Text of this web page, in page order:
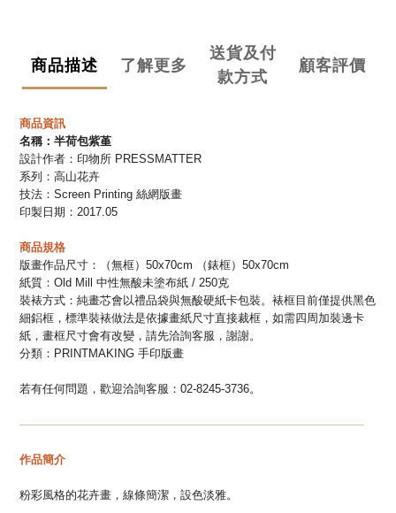
商品描述 了解更多
送貨及付
款方式
顧客評價
商品資訊
名稱： 半荷包紫堇
設計作者：印物所 PRESSMATTER
系列：高山花卉
技法： Screen Printing 絲網版畫
印製日期：2017.05
商品規格
版畫作品尺寸：
（無框）50x70cm （錶框）50x70cm
紙質：Old Mill 中性無酸未塗布紙 / 250克
裝裱方式： 純畫芯會 以禮品袋與無酸硬紙卡包裝。裱框目前僅提供黑色
細鋁框，標準裝裱做法是依據畫紙尺寸直接裁框，如需四周加裝邊卡
紙，畫框尺寸會有改變，請先洽詢客服，謝謝。
分類： PRINTMAKING 手印版畫
若有任何問題，歡迎洽詢客服：02-8245-3736。
——————————————————————————————
作品簡介
粉彩風格的花卉畫，線條簡潔，設色淡雅。